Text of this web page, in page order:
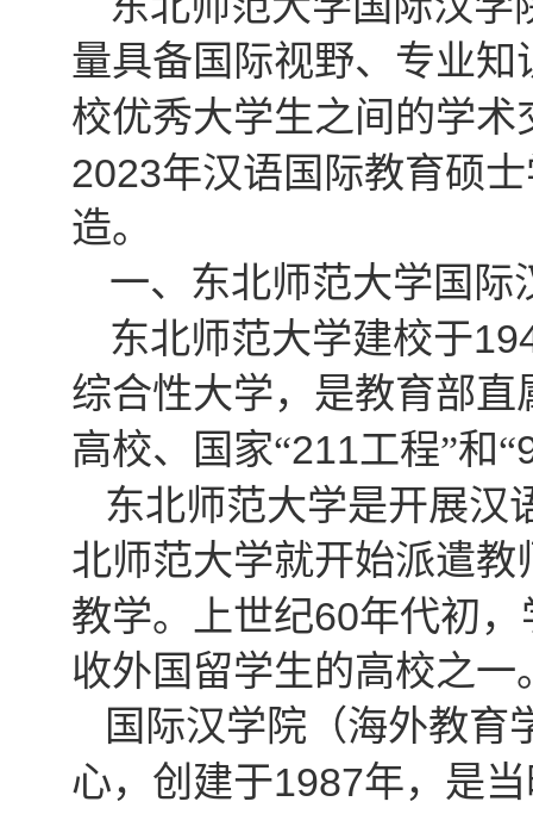
量具备国际视野、专业
校优秀大学生之间的学术
2023年汉语国际教育硕
造。
一、东北师范大学国际
东北师范大学建校于
综合性大学，是教育部直
高校、国家“211工程”和“
东北师范大学是开展汉
北师范大学就开始派遣
教学。上世纪60年代初
收外国留学生的高校之一
国际汉学院（海外教育
心，创建于1987年，是